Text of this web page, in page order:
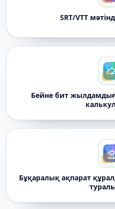
SRT/VTT
Бейне бит
Бұқаралық ақпарат